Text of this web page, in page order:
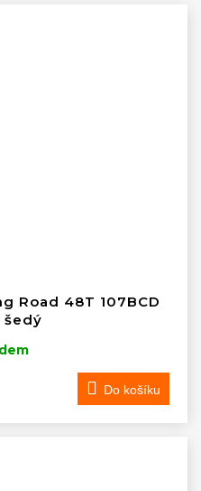
Road 48T 107BCD
šedý
Do košíku